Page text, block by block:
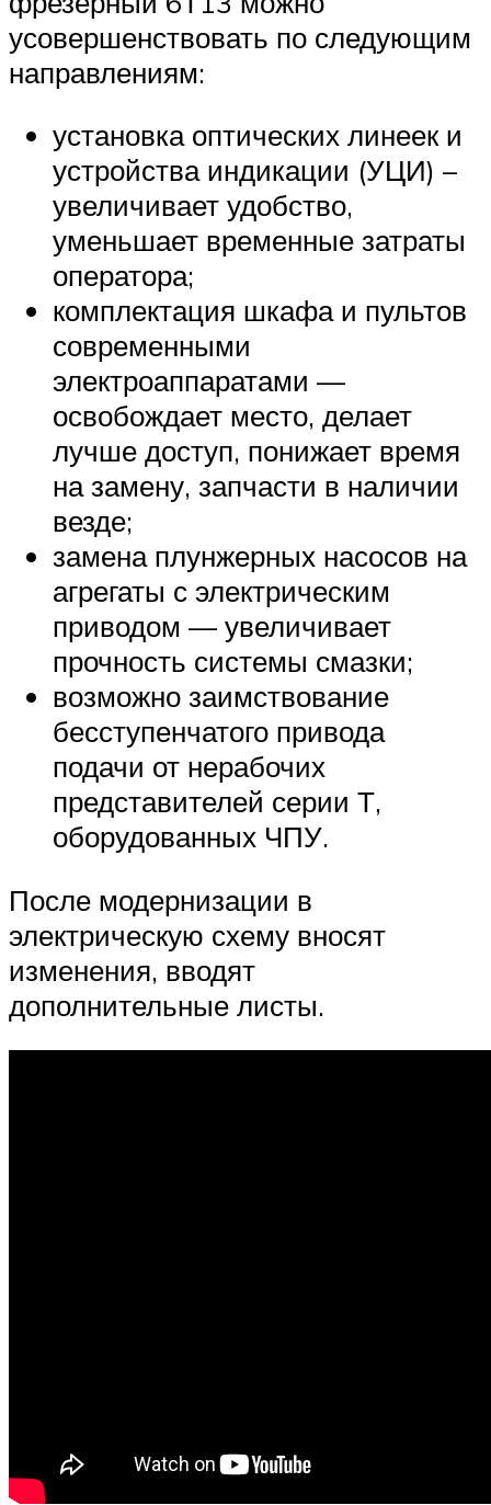
усовершенствовать по следующим
направлениям:
установка оптических линеек и
устройства индикации (УЦИ) –
увеличивает удобство,
уменьшает временные затраты
оператора;
комплектация шкафа и пультов
современными
электроаппаратами —
освобождает место, делает
лучше доступ, понижает время
на замену, запчасти в наличии
везде;
замена плунжерных насосов на
агрегаты с электрическим
приводом — увеличивает
прочность системы смазки;
возможно заимствование
бесступенчатого привода
подачи от нерабочих
представителей серии Т,
оборудованных ЧПУ.
После модернизации в
электрическую схему вносят
изменения, вводят
дополнительные листы.